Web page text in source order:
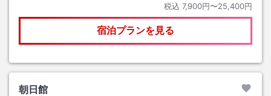
税込 7,900円〜25,400円
宿泊プランを見る
朝日館